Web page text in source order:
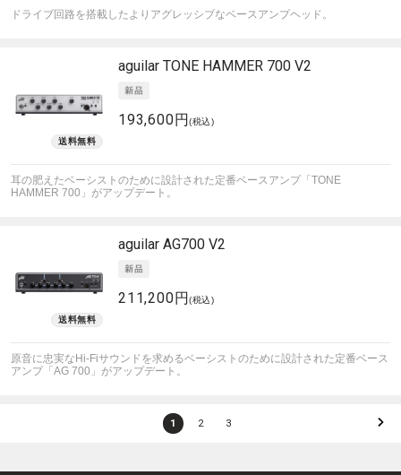
ドライブ回路を搭載したよりアグレッシブなベースアンプヘッド。
aguilar TONE HAMMER 700 V2
193,600円(税込)
耳の肥えたベーシストのために設計された定番ベースアンプ「TONE
HAMMER 700」がアップデート。
aguilar AG700 V2
211,200円(税込)
原音に忠実なHi-Fiサウンドを求めるベーシストのために設計された定番ベース
アンプ「AG 700」がアップデート。
1 2 3